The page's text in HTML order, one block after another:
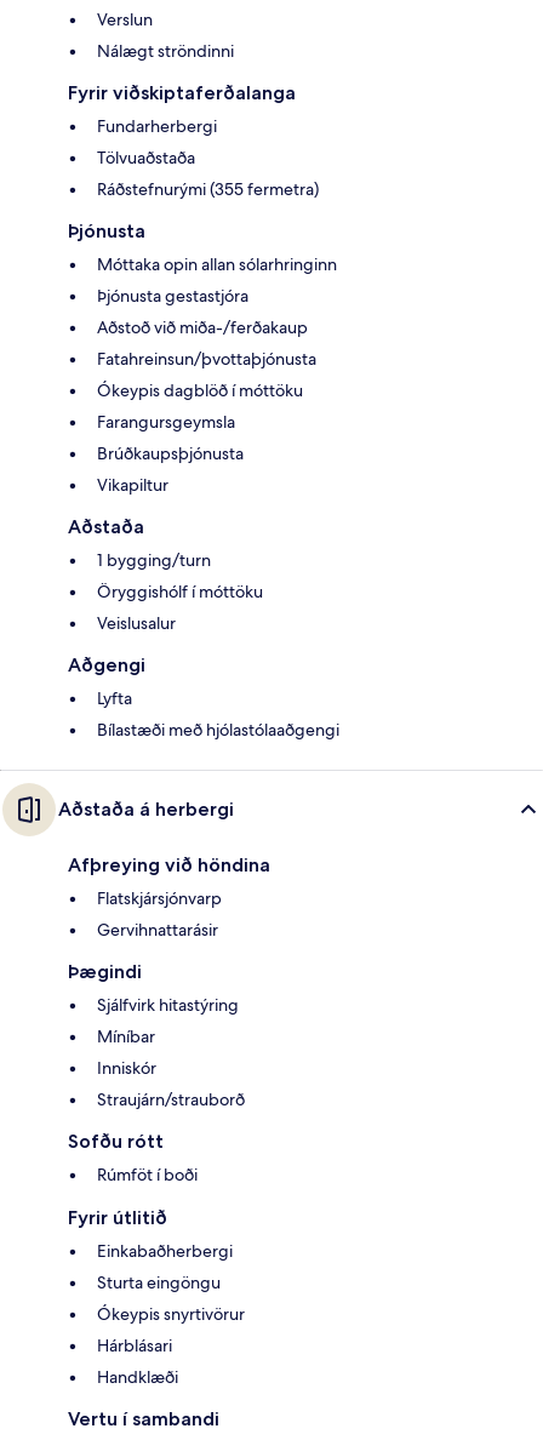
Verslun
Nálægt ströndinni
Fyrir viðskiptaferðalanga
Fundarherbergi
Tölvuaðstaða
Ráðstefnurými (355 fermetra)
Þjónusta
Móttaka opin allan sólarhringinn
Þjónusta gestastjóra
Aðstoð við miða-/ferðakaup
Fatahreinsun/þvottaþjónusta
Ókeypis dagblöð í móttöku
Farangursgeymsla
Brúðkaupsþjónusta
Vikapiltur
Aðstaða
1 bygging/turn
Öryggishólf í móttöku
Veislusalur
Aðgengi
Lyfta
Bílastæði með hjólastólaaðgengi
Aðstaða á herbergi
Afþreying við höndina
Flatskjársjónvarp
Gervihnattarásir
Þægindi
Sjálfvirk hitastýring
Míníbar
Inniskór
Straujárn/strauborð
Sofðu rótt
Rúmföt í boði
Fyrir útlitið
Einkabaðherbergi
Sturta eingöngu
Ókeypis snyrtivörur
Hárblásari
Handklæði
Vertu í sambandi